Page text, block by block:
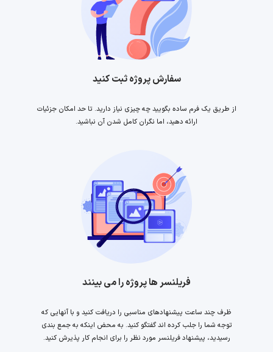
سفارش پروژه ثبت کنید
از طریق یک فرم ساده بگویید چه چیزی نیاز دارید. تا حد امکان جزئیات
ارائه دهید، اما نگران کامل شدن آن نباشید.
فریلنسر ها پروژه را می بینند
ظرف چند ساعت پیشنهادهای مناسبی را دریافت کنید و با آنهایی که
توجه شما را جلب کرده اند گفتگو کنید. به محض اینکه به جمع بندی
رسیدید، پیشنهاد فریلنسر مورد نظر را برای انجام کار پذیرش کنید.